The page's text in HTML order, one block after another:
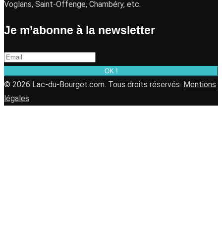
Voglans, Saint-Offenge, Chambéry, etc.
Je m’abonne à la newsletter
OK !
© 2026 Lac-du-Bourget.com. Tous droits réservés. Mentions
légales